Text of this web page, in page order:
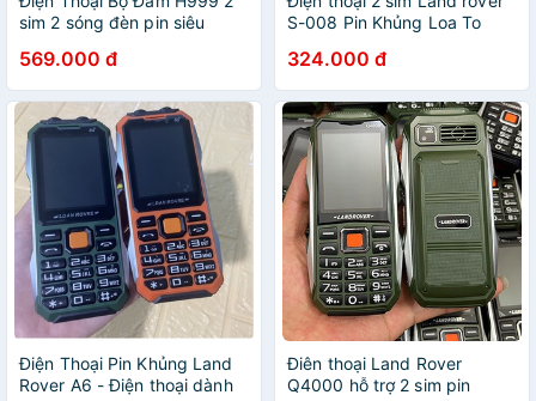
sim 2 sóng đèn pin siêu
12 tháng
569.000 đ
S-008 Pin Khủng Loa To
1 năm
324.000 đ
Điện Thoại Pin Khủng Land
Rover A6 - Điện thoại dành
Điên thoại Land Rover
Q4000 hỗ trợ 2 sim pin